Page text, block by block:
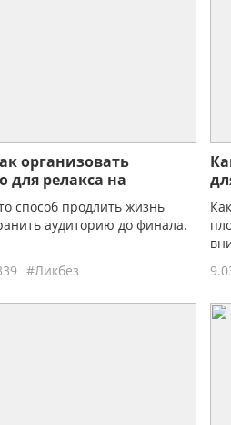
организовать
для релакса на
способ продлить жизнь
аудиторию до финала.
#Ликбез